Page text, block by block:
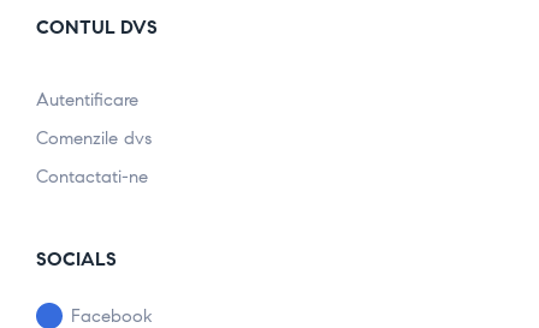
CONTUL DVS
Autentificare
Comenzile dvs
Contactati-ne
SOCIALS
Facebook